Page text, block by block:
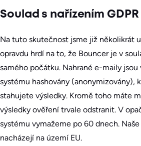
Soulad s nařízením GDPR
Na tuto skutečnost jsme již několikrát
opravdu hrdí na to, že Bouncer je v
samého počátku. Nahrané e-maily
systému hashovány (anonymizovány),
stahujete výsledky. Kromě toho máte
výsledky ověření trvale odstranit. V
systému vymažeme po 60 dnech.
nacházejí na území EU.